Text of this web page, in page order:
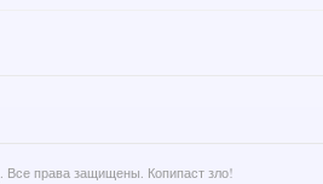
. Все права защищены. Копипаст зло!